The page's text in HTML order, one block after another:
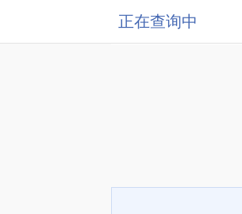
正在查询中